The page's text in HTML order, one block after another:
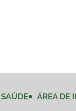
ÁREA DE